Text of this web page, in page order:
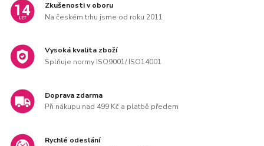
Zkušenosti v oboru
Na českém trhu jsme od roku 2011
Vysoká kvalita zboží
Splňuje normy ISO9001/ ISO14001
Doprava zdarma
Při nákupu nad 499 Kč a platbě předem
Rychlé odeslání